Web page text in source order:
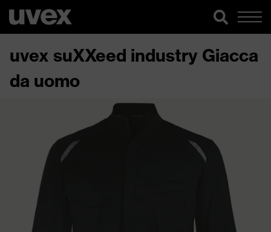
uvex suXXeed industry Giacca
da uomo